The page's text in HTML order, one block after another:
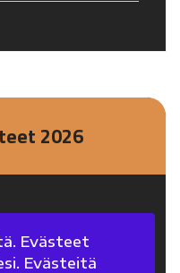
2026
Evästeet
Evästeitä